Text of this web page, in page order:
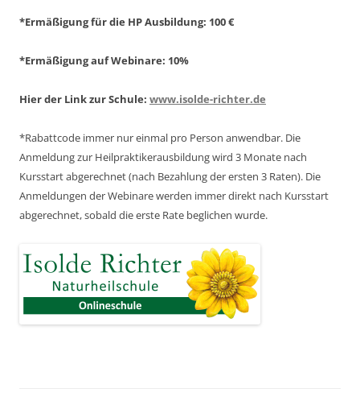
*Ermäßigung für die HP Ausbildung: 100 €
*Ermäßigung auf Webinare: 10%
Hier der Link zur Schule: www.isolde-richter.de
*Rabattcode immer nur einmal pro Person anwendbar. Die
Anmeldung zur Heilpraktikerausbildung wird 3 Monate nach
Kursstart abgerechnet(nach Bezahlung der ersten 3 Raten). Die
Anmeldungen der Webinare werden immer direkt nach Kursstart
abgerechnet,sobald die erste Rate beglichen wurde.